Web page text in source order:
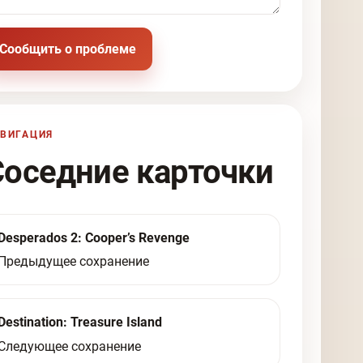
Сообщить о проблеме
карточки
2: Cooper’s Revenge
сохранение
Treasure Island
сохранение